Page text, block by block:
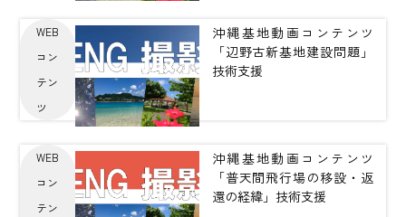
WEB
コン
テン
ツ
沖縄基地動画コンテンツ
「辺野古新基地建設問題」
技術支援
WEB
コン
テン
沖縄基地動画コンテンツ
「普天間飛行場の移設・返
還の経緯」技術支援